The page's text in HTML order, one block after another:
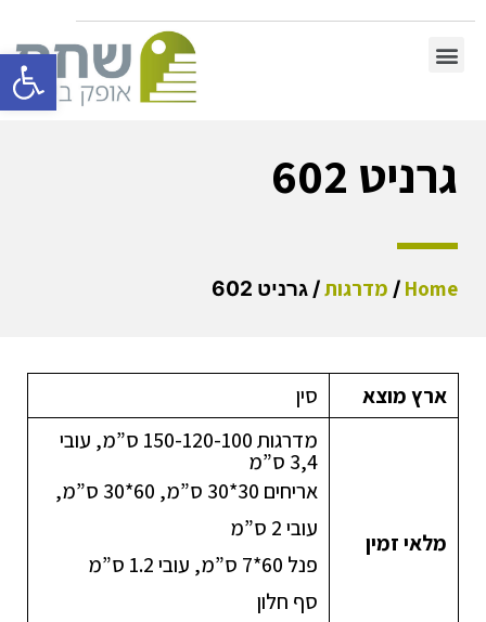
פתח
גרניט 602
Home
/ מדרגות/ גרניט 602
ארץ מוצא סין
מלאי זמין
מדרגות 150-120-100 ס”מ, עובי
3,4 ס”מ
אריחים 30*30 ס”מ, 60*30 ס”מ,
עובי 2 ס”מ
פנל 60*7 ס”מ, עובי 1.2 ס”מ
סף חלון